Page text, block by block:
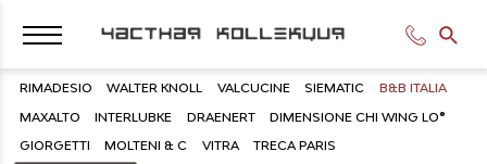
RIMADESIO WALTER KNOLL VALCUCINE SIEMATIC B&B ITALIA
MAXALTO INTERLUBKE DRAENERT DIMENSIONE CHI WING LO®
GIORGETTI MOLTENI & C VITRA TRECA PARIS